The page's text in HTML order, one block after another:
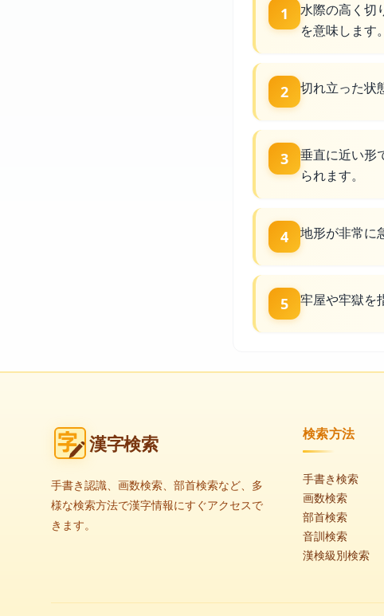
1
水際の高く切
を意味します。
2 切れ立った状
3
垂直に近い形
られます。
4 地形が非常に
5 牢屋や牢獄を
漢字検索
手書き認識、画数検索、部首検索など、多
様な検索方法で漢字情報にすぐアクセスで
きます。
検索方法
手書き検索
画数検索
部首検索
音訓検索
漢検級別検索